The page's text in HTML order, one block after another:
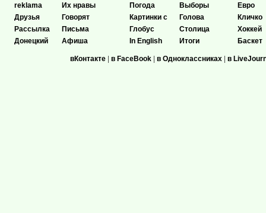
reklama
Друзья
Рассылка
Донецкий
Их нравы
Говорят
Письма
Афиша
Погода
Картинки с
Глобус
In English
Выборы
Голова
Столица
Итоги
Евро
Кличко
Хоккей
Баскет
вКонтакте | в FaceBook | в Одноклассниках | в